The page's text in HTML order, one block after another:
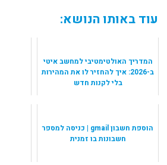
עוד באותו הנושא:
המדריך האולטימטיבי למחשב איטי
ב-2026: איך להחזיר לו את המהירות
בלי לקנות חדש
הוספת חשבון gmail | כניסה למספר
חשבונות בו זמנית